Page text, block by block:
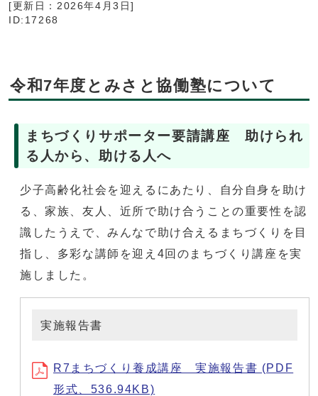
[更新日： 2026年4月3日]
ID:17268
令和7年度とみさと協働塾について
まちづくりサポーター要請講座 助けられ
る人から、助ける人へ
少子高齢化社会を迎えるにあたり、自分自身を助け
る、家族、友人、近所で助け合うことの重要性を認
識したうえで、みんなで助け合えるまちづくりを目
指し、多彩な講師を迎え4回のまちづくり講座を実
施しました。
実施報告書
R7まちづくり養成講座 実施報告書 (PDF
形式、536.94KB)